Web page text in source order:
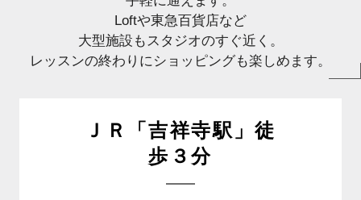
Loftや東急百貨店など
大型施設もスタジオのすぐ近く。
レッスンの終わりにショッピングも楽しめます。
ＪＲ「吉祥寺駅」徒
歩３分